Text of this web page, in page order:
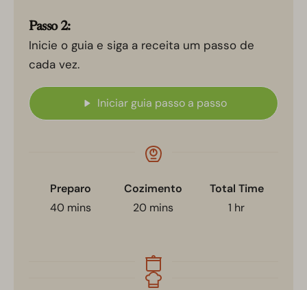
Passo 2:
Inicie o guia e siga a receita um passo de
cada vez.
Iniciar guia passo a passo
Preparo
40 mins
Cozimento
20 mins
Total Time
1 hr